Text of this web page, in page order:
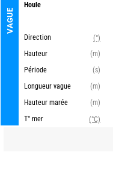
VAGUE
Houle
Direction
(°)
Hauteur
(m)
Période
(s)
Longueur vague
(m)
Hauteur marée
(m)
T° mer
(°C)